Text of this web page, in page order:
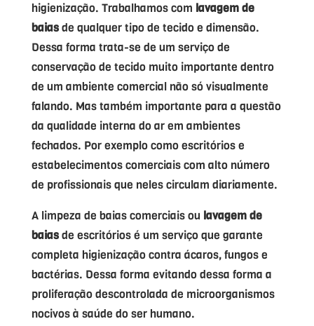
higienização. Trabalhamos com lavagem de
baiasde qualquer tipo de tecido e dimensão.
Dessa forma trata-se de um serviço de
conservação de tecido muito importante dentro
de um ambiente comercial não só visualmente
falando. Mas também importante para a questão
da qualidade interna do ar em ambientes
fechados. Por exemplo como escritórios e
estabelecimentos comerciais com alto número
de profissionais que neles circulam diariamente.
A limpeza de baias comerciais ou lavagem de
baiasde escritórios é um serviço que garante
completa higienização contra ácaros, fungos e
bactérias. Dessa forma evitando dessa forma a
proliferação descontrolada de microorganismos
nocivos à saúde do ser humano.